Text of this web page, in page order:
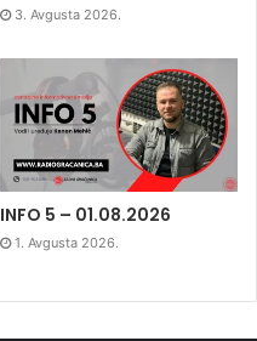
3. Avgusta 2026.
INFO 5 – 01.08.2026
1. Avgusta 2026.